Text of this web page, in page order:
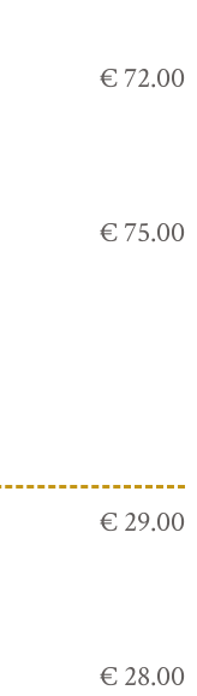
€ 72.00
€ 75.00
€ 29.00
€ 28.00